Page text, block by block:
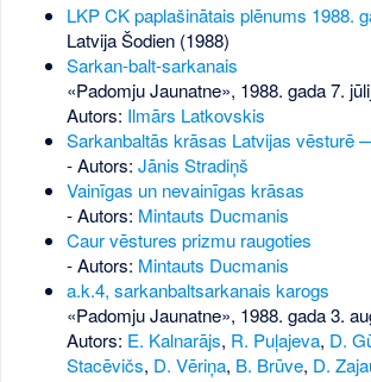
LKP CK paplašinātais plēnums 1988.
Latvija Šodien (1988)
Sarkan-balt-sarkanais
«Padomju Jaunatne», 1988. gada 7.
Autors: Ilmārs Latkovskis
Sarkanbaltās krāsas Latvijas vēsturē
- Autors: Jānis Stradiņš
Vainīgas un nevainīgas krāsas
- Autors: Mintauts Ducmanis
Caur vēstures prizmu raugoties
- Autors: Mintauts Ducmanis
a.k.4, sarkanbaltsarkanais karogs
«Padomju Jaunatne», 1988. gada 3.
Autors: E. Kalnarājs, R. Puļajeva, D.
Stacēvičs, D. Vēriņa, B. Brūve, D.